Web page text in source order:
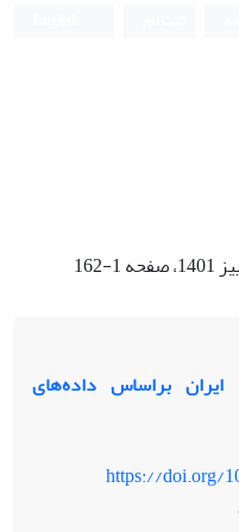
براساس داده‌های
https://doi.org/